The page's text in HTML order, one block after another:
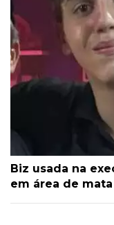
Biz usada na
em área de mata